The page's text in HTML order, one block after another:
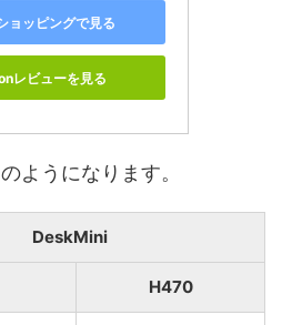
ョッピングで見る
レビューを見る
ようになります。
DeskMini
H470